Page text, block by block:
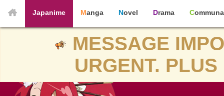
Japanime Manga Novel Drama
MESSAGE
URGENT.